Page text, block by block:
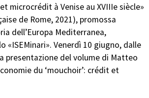
microcrédit à Venise au XVIIIe siècle»
de Rome, 2021), promossa
dell’Europa Mediterranea,
«ISEMinari». Venerdì 10 giugno, dalle
presentazione del volume di Matteo
du ‘mouchoir’: crédit et